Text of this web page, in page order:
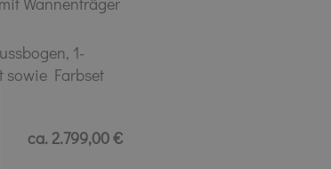
1-
sowie Farbset
ca. 2.799,00 €